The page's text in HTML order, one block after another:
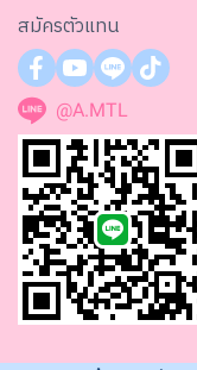
สมัครตัวแทน
@A.MTL